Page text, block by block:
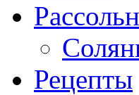
Рецепты